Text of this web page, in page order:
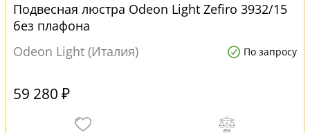
Подвесная люстра Odeon Light Zefiro 3932/15
без плафона
Odeon Light (Италия)
По запросу
59 280 ₽